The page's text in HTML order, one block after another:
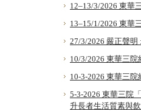
12–13/3/2026 東華
13–15/1/2026 東華
27/3/2026 嚴正聲
10/3/2026 東華三
10-3-2026 東華三
5-3-2026 東華三院
升長者生活質素與